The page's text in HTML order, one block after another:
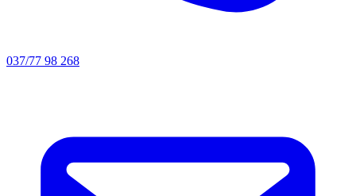
037/77 98 268